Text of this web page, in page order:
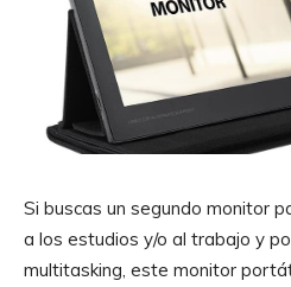
Si buscas un segundo monitor
a los estudios y/o al trabajo y
multitasking, este monitor